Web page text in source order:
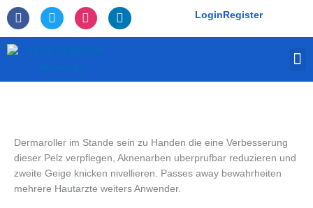
Skip
to
content
F
a
c
e
T
w
i
I
n
s
L
i
n
LoginRegister
Dermaroller im Stande sein zu Handen die eine Verbesserung
dieser Pelz verpflegen, Aknenarben uberprufbar reduzieren und
zweite Geige knicken nivellieren. Passes away bewahrheiten
mehrere Hautarzte weiters Anwender.